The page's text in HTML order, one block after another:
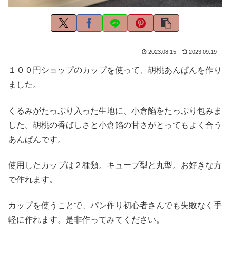
2023.08.15 2023.09.19
１００円ショップのカップを使って、胡桃あんぱんを作り
ました。
くるみがたっぷり入った生地に、小倉餡をたっぷり包みま
した。胡桃の香ばしさと小倉餡の甘さがとってもよく合う
あんぱんです。
使用したカップは２種類。キューブ型と丸型。お好きな方
で作れます。
カップを使うことで、パン作り初心者さんでも失敗なく手
軽に作れます。是非作ってみてください。